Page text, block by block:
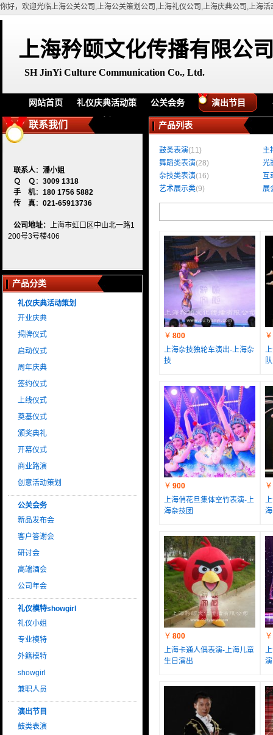
你好，欢迎光临上海公关公司,上海公关策划公司,上海礼仪公司,上海庆典公司,上海
上海矜颐文化传播有限公
SHJinYi Culture Communication Co., Ltd.
网站首页
礼仪庆典活动策
公关会务 演出节目
产品列表
鼓类表演(11)
主
舞蹈类表演(28)
光
杂技类表演(16)
互
艺术展示类(9) 展
￥ 800
上海杂技独轮车演出-上海杂
技
￥
队
￥ 900
上海俏花旦集体空竹表演-上
海杂技团
￥
￥ 800
上海卡通人偶表演-上海儿童
生日演出
￥
联系我们
联系人： 潘小姐
Ｑ Ｑ ： 3009 1318
手 机： 180 1756 5882
传 真： 021-65913736
公司地址： 上海市虹口区中山北一路1
200号3号楼406
产品分类
礼仪庆典活动策划
开业庆典
揭牌仪式
启动仪式
周年庆典
签约仪式
上线仪式
奠基仪式
颁奖典礼
开幕仪式
商业路演
创意活动策划
公关会务
新品发布会
客户答谢会
研讨会
高端酒会
公司年会
礼仪模特showgirl
礼仪小姐
专业模特
外籍模特
showgirl
兼职人员
演出节目
鼓类表演